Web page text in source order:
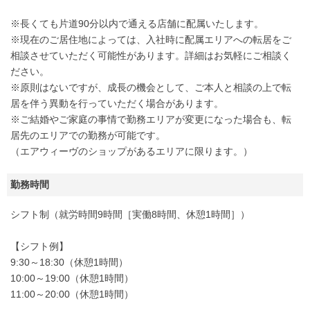
※長くても片道90分以内で通える店舗に配属いたします。
※現在のご居住地によっては、入社時に配属エリアへの転居をご
相談させていただく可能性があります。詳細はお気軽にご相談く
ださい。
※原則はないですが、成長の機会として、ご本人と相談の上で転
居を伴う異動を行っていただく場合があります。
※ご結婚やご家庭の事情で勤務エリアが変更になった場合も、転
居先のエリアでの勤務が可能です。
（エアウィーヴのショップがあるエリアに限ります。）
勤務時間
シフト制（就労時間9時間［実働8時間、休憩1時間］）
【シフト例】
9:30～18:30（休憩1時間）
10:00～19:00（休憩1時間）
11:00～20:00（休憩1時間）